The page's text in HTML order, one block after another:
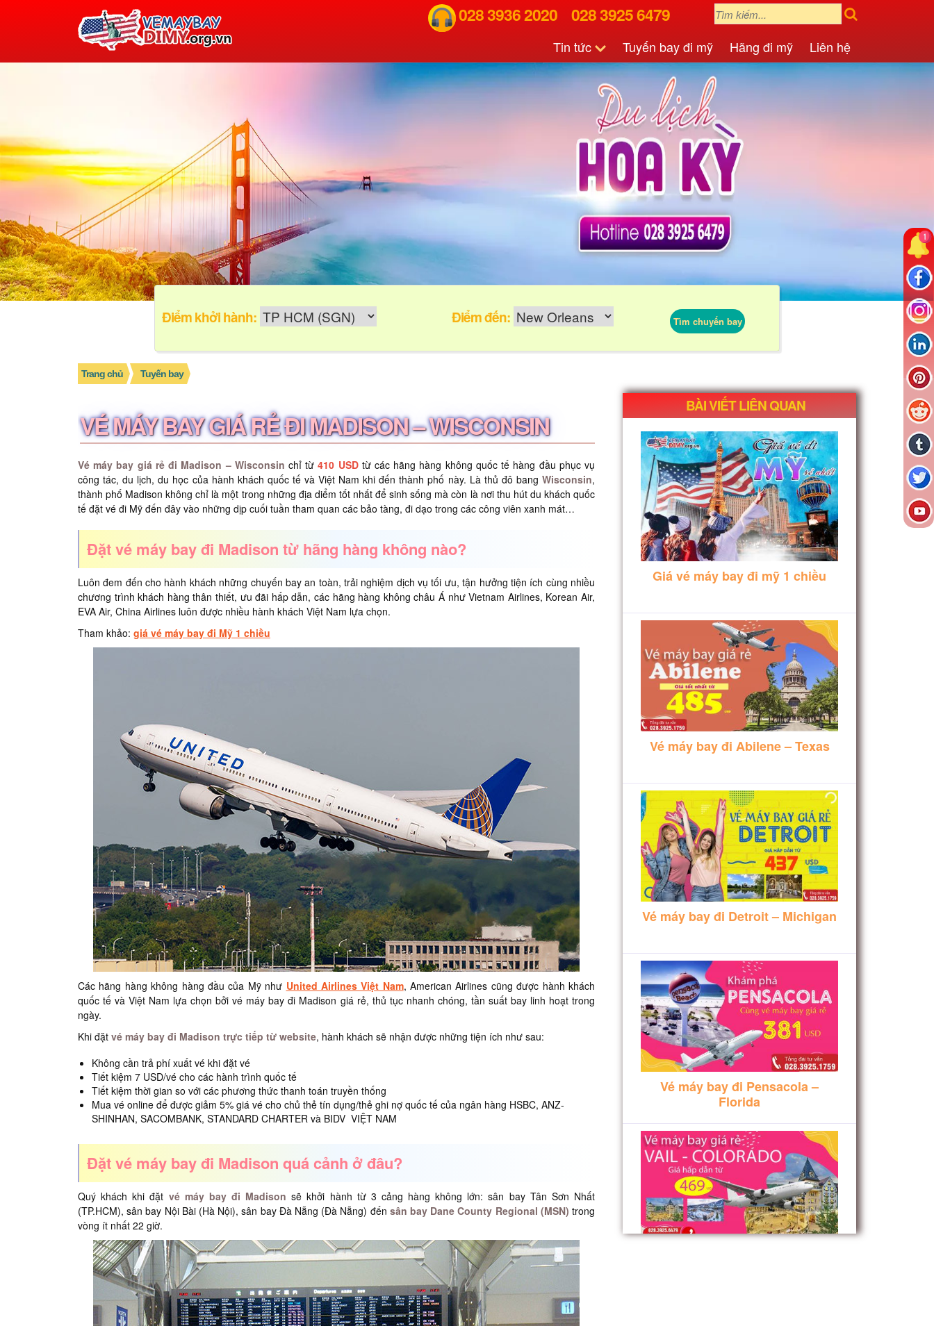
028 3936 2020 028 3925 6479
Tin tức Tuyến bay đi mỹ Hãng đi mỹ Liên hệ
Điểm khởi hành: Điểm đến: Tìm chuyến bay
Trang chủ Tuyến bay
VÉ MÁY BAY GIÁ RẺ ĐI MADISON – WISCONSIN
Vé máy bay giá rẻ đi Madison – Wisconsin chỉ từ410 USDtừ các hãng hàng không quốc tế hàng đầu phục vụ
công tác, du lịch, du học của hành khách quốc tế và Việt Nam khi đến thành phố này. Là thủ đô bang Wisconsin,
thành phố Madison không chỉ là một trong những địa diểm tốt nhất để sinh sống mà còn là nơi thu hút du khách quốc
tế đặt vé đi Mỹ đến đây vào những dịp cuối tuần tham quan các bảo tàng, đi dạo trong các công viên xanh mát…
Đặt vé máy bay đi Madison từ hãng hàng không nào?
Luôn đem đến cho hành khách những chuyến bay an toàn, trải nghiệm dịch vụ tối ưu, tận hưởng tiện ích cùng nhiều
chương trình khách hàng thân thiết, ưu đãi hấp dẫn, các hãng hàng không châu Á như Vietnam Airlines, Korean Air,
EVA Air, China Airlines luôn được nhiều hành khách Việt Nam lựa chọn.
Tham khảo: giá vé máy bay đi Mỹ 1 chiều
Các hãng hàng không hàng đầu của Mỹ như United Airlines Việt Nam, American Airlines cũng được hành khách
quốc tế và Việt Nam lựa chọn bởi vé máy bay đi Madison giá rẻ, thủ tục nhanh chóng, tần suất bay linh hoạt trong
ngày.
Khi đặt vé máy bay đi Madison trực tiếp từ website, hành khách sẽ nhận được những tiện ích như sau:
Không cần trả phí xuất vé khi đặt vé
Tiết kiệm 7 USD/vé cho các hành trình quốc tế
Tiết kiệm thời gian so với các phương thức thanh toán truyền thống
Mua vé online để được giảm 5% giá vé cho chủ thẻ tín dụng/thẻ ghi nợ quốc tế của ngân hàng HSBC, ANZ-
SHINHAN, SACOMBANK, STANDARD CHARTER và BIDV VIỆT NAM
Đặt vé máy bay đi Madison quá cảnh ở đâu?
Quý khách khi đặt vé máy bay đi Madisonsẽ khởi hành từ 3 cảng hàng không lớn: sân bay Tân Sơn Nhất
(TP.HCM), sân bay Nội Bài (Hà Nội), sân bay Đà Nẵng (Đà Nẵng) đến sân bay Dane County Regional (MSN)trong
vòng ít nhất 22 giờ.
BÀI VIẾT LIÊN QUAN
Giá vé máy bay đi mỹ 1 chiều
Vé máy bay đi Abilene – Texas
Vé máy bay đi Detroit – Michigan
Vé máy bay đi Pensacola –
Florida